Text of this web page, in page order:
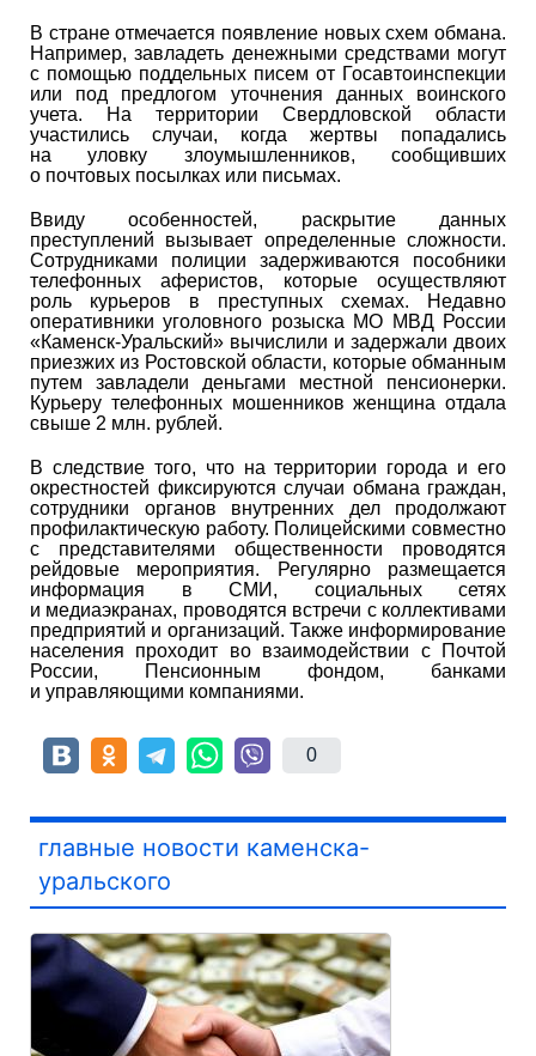
В стране отмечается появление новых схем обмана.
Например, завладеть денежными средствами могут
с помощью поддельных писем от Госавтоинспекции
или под предлогом уточнения данных воинского
учета. На территории Свердловской области
участились случаи, когда жертвы попадались
на уловку злоумышленников, сообщивших
о почтовых посылках или письмах.
Ввиду особенностей, раскрытие данных
преступлений вызывает определенные сложности.
Сотрудниками полиции задерживаются пособники
телефонных аферистов, которые осуществляют
роль курьеров в преступных схемах. Недавно
оперативники уголовного розыска МО МВД России
«Каменск-Уральский» вычислили и задержали двоих
приезжих из Ростовской области, которые обманным
путем завладели деньгами местной пенсионерки.
Курьеру телефонных мошенников женщина отдала
свыше 2 млн. рублей.
В следствие того, что на территории города и его
окрестностей фиксируются случаи обмана граждан,
сотрудники органов внутренних дел продолжают
профилактическую работу. Полицейскими совместно
с представителями общественности проводятся
рейдовые мероприятия. Регулярно размещается
информация в СМИ, социальных сетях
и медиаэкранах, проводятся встречи с коллективами
предприятий и организаций. Также информирование
населения проходит во взаимодействии с Почтой
России, Пенсионным фондом, банками
и управляющими компаниями.
0
главные новости каменска-
уральского